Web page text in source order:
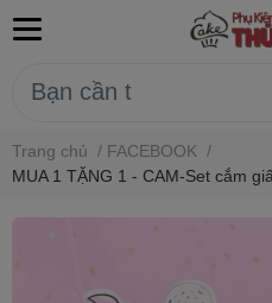
Trang chủ / FACEBOOK /
MUA 1 TẶNG 1 - CAM-Set cắm